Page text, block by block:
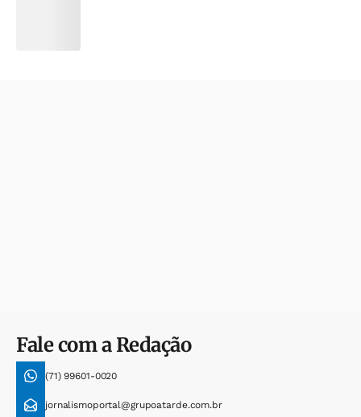
Fale com a Redação
(71) 99601-0020
jornalismoportal@grupoatarde.com.br